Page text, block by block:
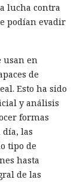
lucha contra
podían evadir
usan en
de
Esto ha sido
y análisis
formas
día, las
tipo de
hasta
de las